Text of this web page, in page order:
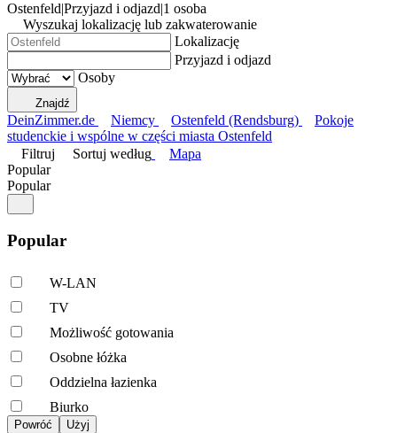
Ostenfeld|Przyjazd i odjazd|1 osoba
Wyszukaj lokalizację lub zakwaterowanie
Lokalizację
Przyjazd i odjazd
Osoby
Znajdź
DeinZimmer.de Niemcy Ostenfeld (Rendsburg)
Pokoje
studenckie i wspólne w części miasta Ostenfeld
Filtruj
Sortuj według
Mapa
Popular
Popular
Popular
W-LAN
TV
Możliwość gotowania
Osobne łóżka
Oddzielna łazienka
Biurko